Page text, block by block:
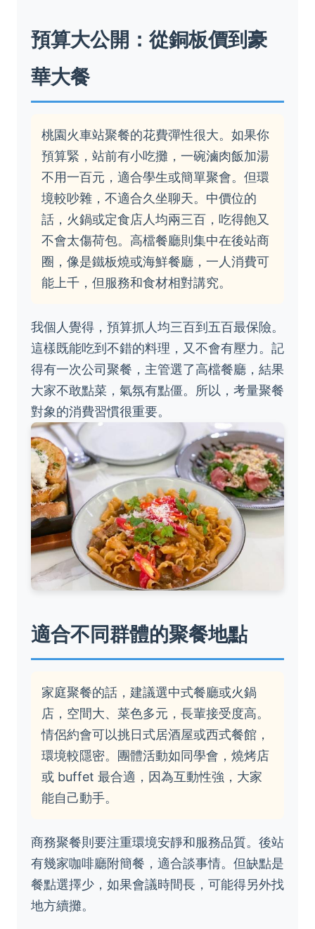
預算大公開：從銅板價到豪
華大餐
桃園火車站聚餐的花費彈性很大。如果你
預算緊，站前有小吃攤，一碗滷肉飯加湯
不用一百元，適合學生或簡單聚會。但環
境較吵雜，不適合久坐聊天。中價位的
話，火鍋或定食店人均兩三百，吃得飽又
不會太傷荷包。高檔餐廳則集中在後站商
圈，像是鐵板燒或海鮮餐廳，一人消費可
能上千，但服務和食材相對講究。
我個人覺得，預算抓人均三百到五百最保險。
這樣既能吃到不錯的料理，又不會有壓力。記
得有一次公司聚餐，主管選了高檔餐廳，結果
大家不敢點菜，氣氛有點僵。所以，考量聚餐
對象的消費習慣很重要。
適合不同群體的聚餐地點
家庭聚餐的話，建議選中式餐廳或火鍋
店，空間大、菜色多元，長輩接受度高。
情侶約會可以挑日式居酒屋或西式餐館，
環境較隱密。團體活動如同學會，燒烤店
或 buffet 最合適，因為互動性強，大家
能自己動手。
商務聚餐則要注重環境安靜和服務品質。後站
有幾家咖啡廳附簡餐，適合談事情。但缺點是
餐點選擇少，如果會議時間長，可能得另外找
地方續攤。